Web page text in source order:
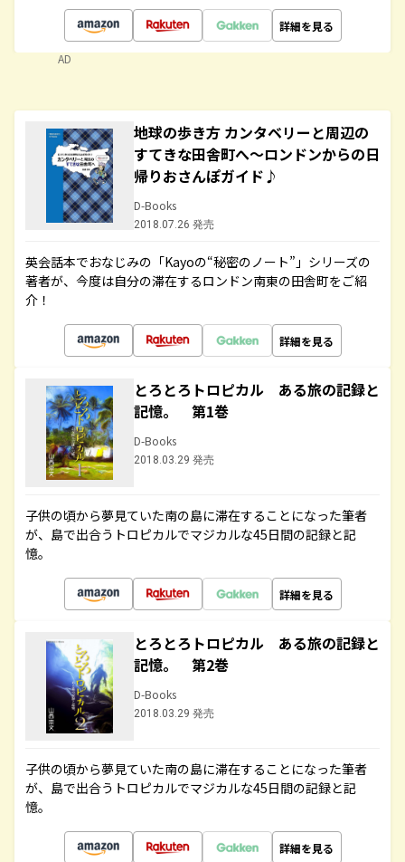
詳細を見る
AD
地球の歩き方 カンタベリーと周辺の
すてきな田舎町へ～ロンドンからの日
帰りおさんぽガイド♪
D-Books
2018.07.26 発売
英会話本でおなじみの「Kayoの“秘密のノート”」シリーズの
著者が、今度は自分の滞在するロンドン南東の田舎町をご紹
介！
詳細を見る
とろとろトロピカル ある旅の記録と
記憶。 第1巻
D-Books
2018.03.29 発売
子供の頃から夢見ていた南の島に滞在することになった筆者
が、島で出合うトロピカルでマジカルな45日間の記録と記
憶。
詳細を見る
とろとろトロピカル ある旅の記録と
記憶。 第2巻
D-Books
2018.03.29 発売
子供の頃から夢見ていた南の島に滞在することになった筆者
が、島で出合うトロピカルでマジカルな45日間の記録と記
憶。
詳細を見る